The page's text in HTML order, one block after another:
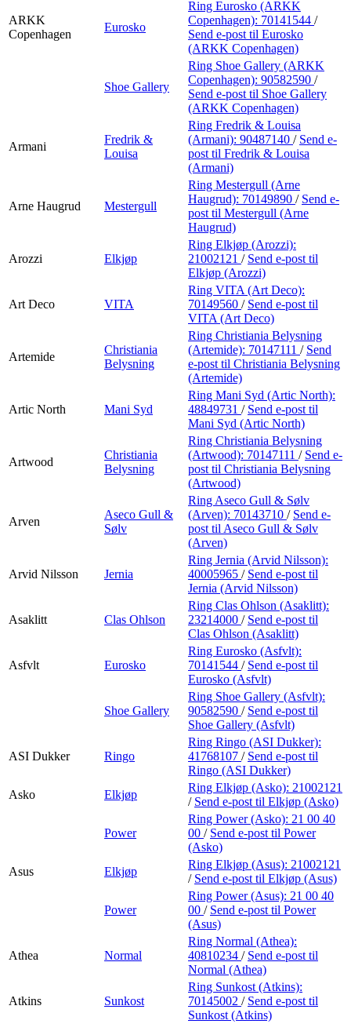
ARKK
Copenhagen
Eurosko
Ring Eurosko (ARKK
Copenhagen): 70141544 /
Send e-post til Eurosko
(ARKK Copenhagen)
Shoe Gallery
Ring Shoe Gallery (ARKK
Copenhagen): 90582590 /
Send e-post til Shoe Gallery
(ARKK Copenhagen)
Armani
Fredrik &
Louisa
Ring Fredrik & Louisa
(Armani): 90487140 / Send e-
post til Fredrik & Louisa
(Armani)
Arne Haugrud Mestergull
Ring Mestergull (Arne
Haugrud): 70149890 / Send e-
post til Mestergull (Arne
Haugrud)
Arozzi Elkjøp
Ring Elkjøp (Arozzi):
21002121 / Send e-post til
Elkjøp (Arozzi)
Art Deco VITA
Ring VITA (Art Deco):
70149560 / Send e-post til
VITA (Art Deco)
Artemide
Christiania
Belysning
Ring Christiania Belysning
(Artemide): 70147111 / Send
e-post til Christiania Belysning
(Artemide)
Artic North Mani Syd
Ring Mani Syd (Artic North):
48849731 / Send e-post til
Mani Syd (Artic North)
Artwood
Christiania
Belysning
Ring Christiania Belysning
(Artwood): 70147111 / Send e-
post til Christiania Belysning
(Artwood)
Arven
Aseco Gull &
Sølv
Ring Aseco Gull & Sølv
(Arven): 70143710 / Send e-
post til Aseco Gull & Sølv
(Arven)
Arvid Nilsson Jernia
Ring Jernia (Arvid Nilsson):
40005965 / Send e-post til
Jernia (Arvid Nilsson)
Asaklitt Clas Ohlson
Ring Clas Ohlson (Asaklitt):
23214000 / Send e-post til
Clas Ohlson (Asaklitt)
Asfvlt Eurosko
Ring Eurosko (Asfvlt):
70141544 / Send e-post til
Eurosko (Asfvlt)
Shoe Gallery
Ring Shoe Gallery (Asfvlt):
90582590 / Send e-post til
Shoe Gallery (Asfvlt)
ASI Dukker Ringo
Ring Ringo (ASI Dukker):
41768107 / Send e-post til
Ringo (ASI Dukker)
Asko
Elkjøp
Ring Elkjøp (Asko): 21002121
/ Send e-post til Elkjøp (Asko)
Power
Ring Power (Asko): 21 00 40
00 / Send e-post til Power
(Asko)
Asus
Elkjøp
Ring Elkjøp (Asus): 21002121
/ Send e-post til Elkjøp (Asus)
Power
Ring Power (Asus): 21 00 40
00 / Send e-post til Power
(Asus)
Athea Normal
Ring Normal (Athea):
40810234 / Send e-post til
Normal (Athea)
Atkins Sunkost
Ring Sunkost (Atkins):
70145002 / Send e-post til
Sunkost (Atkins)